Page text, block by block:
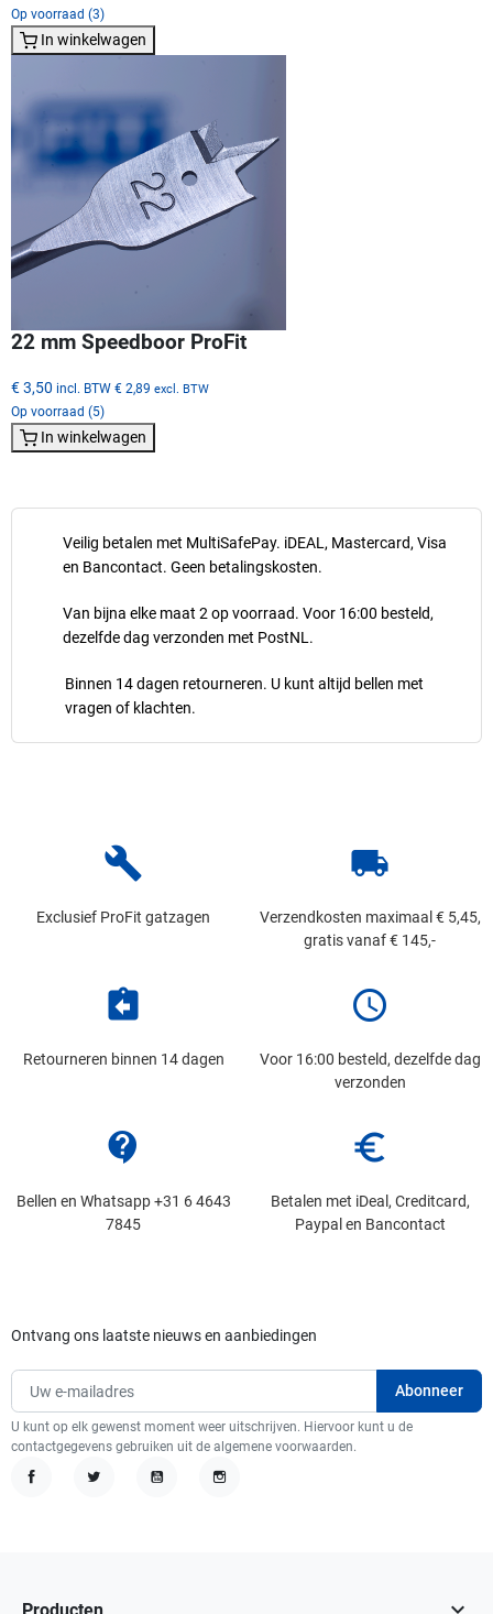
Veilig betalen met MultiSafePay. iDEAL, Mastercard, Visa
en Bancontact. Geen betalingskosten.
Van bijna elke maat 2 op voorraad. Voor 16:00 besteld,
dezelfde dag verzonden met PostNL.
Binnen 14 dagen retourneren. U kunt altijd bellen met
vragen of klachten.
Op voorraad (3)
In winkelwagen
22 mm Speedboor ProFit
€ 3,50 incl. BTW € 2,89 excl. BTW
Op voorraad (5)
In winkelwagen
build
Exclusief ProFit gatzagen
local_shipping
Verzendkosten maximaal € 5,45,
gratis vanaf € 145,-
assignment_return
Retourneren binnen 14 dagen
schedule
Voor 16:00 besteld, dezelfde dag
verzonden
contact_support
Bellen en Whatsapp +31 6 4643
7845
euro_symbol
Betalen met iDeal, Creditcard,
Paypal en Bancontact
Ontvang ons laatste nieuws en aanbiedingen
U kunt op elk gewenst moment weer uitschrijven. Hiervoor kunt u de
contactgegevens gebruiken uit de algemene voorwaarden.